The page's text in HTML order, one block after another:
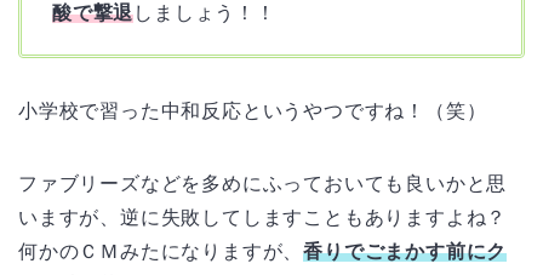
酸で撃退しましょう！！
小学校で習った中和反応というやつですね！（笑）
ファブリーズなどを多めにふっておいても良いかと思
いますが、逆に失敗してしますこともありますよね？
何かのＣＭみたになりますが、香りでごまかす前にク